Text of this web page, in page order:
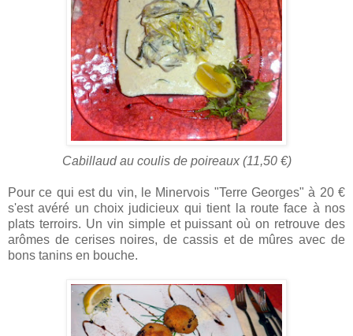
Cabillaud au coulis de poireaux (11,50 €)
Pour ce qui est du vin, le Minervois "Terre Georges" à 20 €
s'est avéré un choix judicieux qui tient la route face à nos
plats terroirs. Un vin simple et puissant où on retrouve des
arômes de cerises noires, de cassis et de mûres avec de
bons tanins en bouche.